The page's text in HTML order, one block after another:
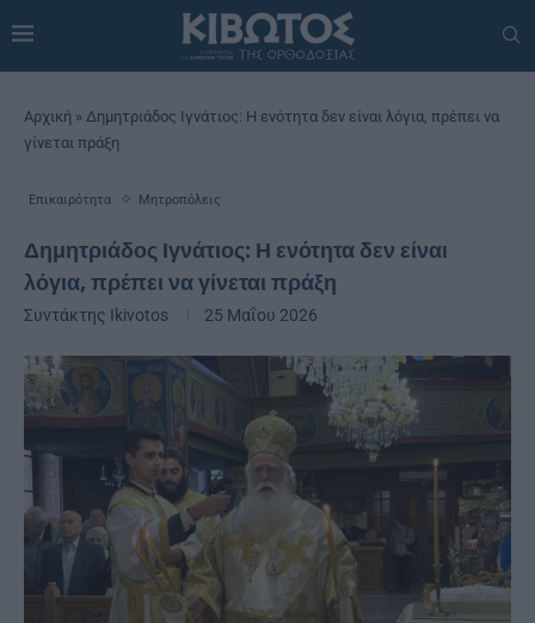
Αρχική » Δημητριάδος Ιγνάτιος: Η ενότητα δεν είναι λόγια, πρέπει να
γίνεται πράξη
Επικαιρότητα Μητροπόλεις
Δημητριάδος Ιγνάτιος: Η ενότητα δεν είναι
λόγια, πρέπει να γίνεται πράξη
Συντάκτης Ikivotos 25 Μαΐου 2026